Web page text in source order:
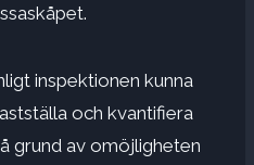
inspektionen kunna
och kvantifiera
grund av omöjligheten